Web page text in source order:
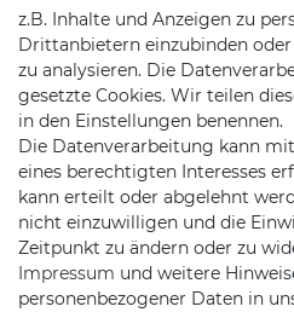
Telefon:09721
Mail:
97424
z.B. Inhalte und Anzeigen zu
Drittanbietern einzubinden
zu analysieren. Die
gesetzte Cookies. Wir teilen
in den Einstellungen benennen.
Die Datenverarbeitung kann
eines berechtigten Interesses
kann erteilt oder abgelehnt
nicht einzuwilligen und die
Zeitpunkt zu ändern oder zu
Impressum und weitere
personenbezogener Daten in